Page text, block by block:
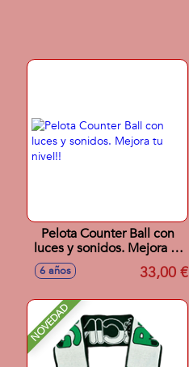
Pelota Counter Ball con
luces y sonidos. Mejora tu
6 años 33,00 €
NOVEDAD